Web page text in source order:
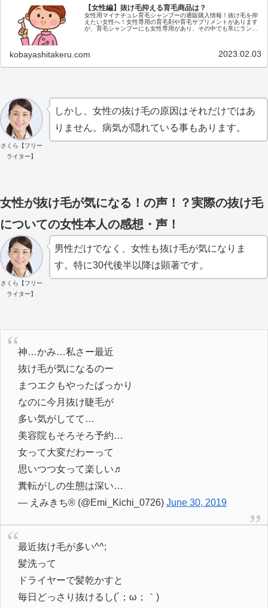
【女性編】抜け毛抑える育毛商品は？
女性用マイナチュレ育毛シャンプーの通販購入情報！抜け毛を抑
えたい女性へ！女性専用の育毛剤や育毛サプリメントがあります
が、育毛シャンプーにも女性専用があり、その中でも常にランキ
kobayashitakeru.com 2023.02.03
さくら【フリー
ライター】
しかし、女性の抜け毛の原因はそれだけではあ
りません。病気が隠れている事もあります。
女性が抜け毛が気になる！の声！？実際の抜け毛
についての女性本人の感想・声！
さくら【フリー
ライター】
男性だけでなく、女性も抜け毛が気になりま
す。特に30代後半以降は顕著です。
神…かみ…私さー最近
抜け毛が気になるのー
まつエクもやったばっかり
なのに今月抜け睫毛が
多い気がしてて…
美容院もそろそろ予約…
女って大変だわーって
思いつつ女って楽しい♬
糞転がしの生態は深い…
— えみきち®︎ (@Emi_Kichi_0726) June 30, 2019
最近抜け毛が多い^^;
髪洗って
ドライヤーで髪乾かすと
毎日どっさり抜けるし(´；ω；｀)